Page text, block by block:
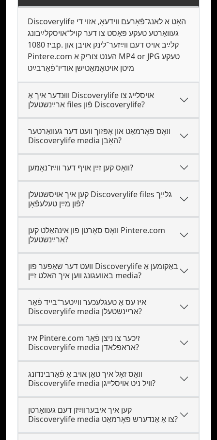
Discoverylife האָט אַ לאַנג־פֿאָרעם ווידעאָ, אַזוי די
געװאַרטע טעקע פּאַסט צו דער קױל־אויסקלײַבונג
ביז 1080p. קלײַב אױס דעם װײַזער־לינק אויבן און
Pintere.com הענט צוריק אַ MP4 or JPG טעקע
מיטן אויטאָמאַטישן אודיו־פֿאַרבײַט
װוּנדער איך אַ Discoverylife אױסלײג צו
אַרײַנשטעלן files פֿון Discoverylife?
וואָס פֿאָרמאַט און אָפּזוך וועט דער געװאַרטער
Discoverylife media האָבן?
וואָס קען זײַן אױף דער װײַז־נאָמען?
קען איך אױסשטעלן Discoverylife files גלייַך
פֿון מײַן טעלעפֿאָן?
וואָס סאָרטן פון אינהאַלט קען Pintere.com
אַרײַנשטעלן?
װעט דער שאַפֿער פֿון Discoverylife באַקומען אַ
באַװעגונג װען איך האַלט זײַן media?
איז עס אַ טעגלעכער װײַטער־בײד פֿאַר
Discoverylife media אַרײַנשטעלן?
איז Pintere.com זיכער צו ניצן פֿאַר
Discoverylife media אראפלאדן?
וואָס זאָל איך טאָן אויב אַ פֿאַרבינדונג
Discoverylife media װיל ניט אױסלײגן?
קען איך איבערװײַזן דעם געװאַרטן
Discoverylife media צו אַ אַנדערש פֿאָרמאַט?